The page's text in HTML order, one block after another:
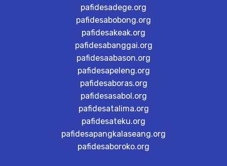
pafidesadege.org
pafidesabobong.org
pafidesakeak.org
pafidesabanggai.org
pafidesaabason.org
pafidesapeleng.org
pafidesaboras.org
pafidesasabol.org
pafidesatalima.org
pafidesateku.org
pafidesapangkalaseang.org
pafidesaboroko.org